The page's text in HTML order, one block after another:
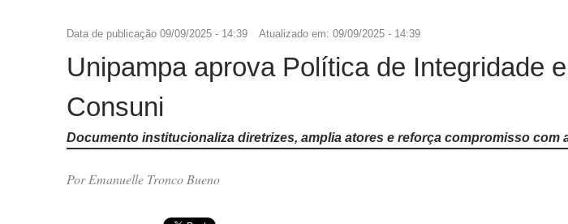
Data de publicação 09/09/2025 - 14:39 Atualizado em: 09/09/2025 - 14:39
Unipampa aprova Política de Integridade
Consuni
Documento institucionaliza diretrizes, amplia atores e reforça compromisso com
Por Emanuelle Tronco Bueno